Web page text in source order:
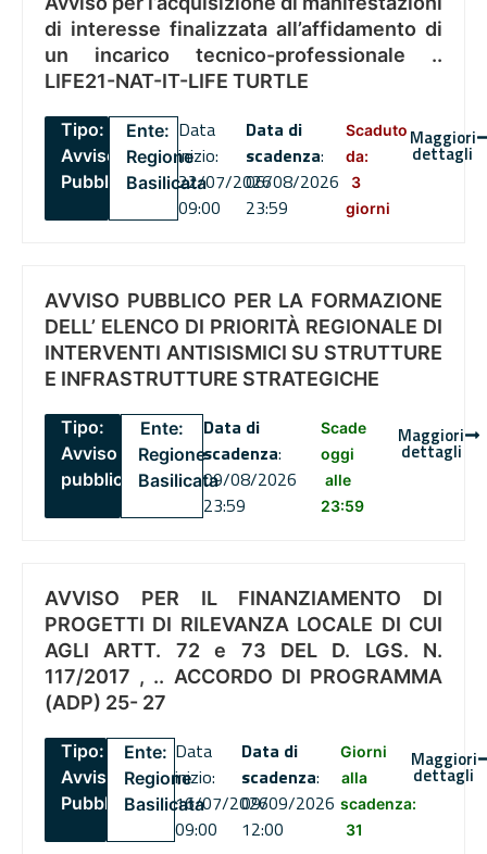
di interesse finalizzata all’affidamento di
un incarico tecnico-professionale ..
LIFE21-NAT-IT-LIFE TURTLE
Tipo:
Avviso
Pubblico
Ente:
Regione
Basilicata
Data
inizio:
22/07/2026
09:00
Data di
scadenza:
06/08/2026
23:59
Scaduto
da:
3
giorni
Maggiori
dettagli
AVVISO PUBBLICO PER LA FORMAZIONE
DELL’ ELENCO DI PRIORITÀ REGIONALE DI
INTERVENTI ANTISISMICI SU STRUTTURE
E INFRASTRUTTURE STRATEGICHE
Tipo:
Avviso
pubblico
Ente:
Regione
Basilicata
Data di
scadenza:
09/08/2026
23:59
Scade
oggi
alle
23:59
Maggiori
dettagli
AVVISO PER IL FINANZIAMENTO DI
PROGETTI DI RILEVANZA LOCALE DI CUI
AGLI ARTT. 72 e 73 DEL D. LGS. N.
117/2017 , .. ACCORDO DI PROGRAMMA
(ADP) 25- 27
Tipo:
Avviso
Pubblico
Ente:
Regione
Basilicata
Data
inizio:
16/07/2026
09:00
Data di
scadenza:
09/09/2026
12:00
Giorni
alla
scadenza:
31
Maggiori
dettagli